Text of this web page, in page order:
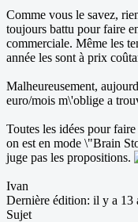
Comme vous le savez,
toujours battu pour faire
commerciale. Même les
année les sont à prix
Malheureusement,
euro/mois m\'oblige a
Toutes les idées pour
on est en mode \"Brain
juge pas les propositions.
Ivan
Dernière édition: il y a 13
Sujet